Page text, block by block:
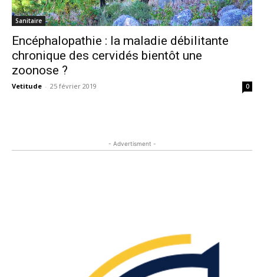
Sanitaire
Encéphalopathie : la maladie débilitante
chronique des cervidés bientôt une
zoonose ?
Vetitude - 25 février 2019 0
- Advertisment -